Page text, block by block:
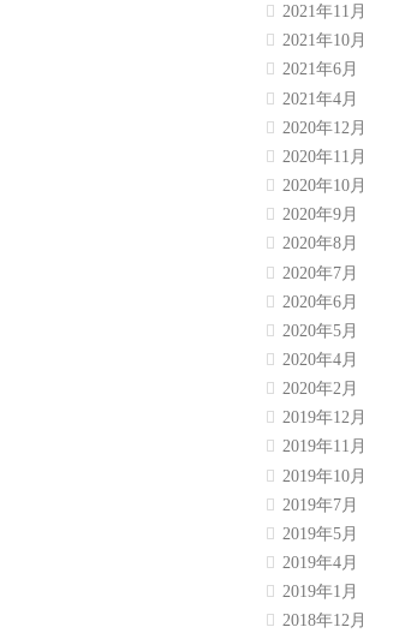
2021年11月
2021年10月
2021年6月
2021年4月
2020年12月
2020年11月
2020年10月
2020年9月
2020年8月
2020年7月
2020年6月
2020年5月
2020年4月
2020年2月
2019年12月
2019年11月
2019年10月
2019年7月
2019年5月
2019年4月
2019年1月
2018年12月